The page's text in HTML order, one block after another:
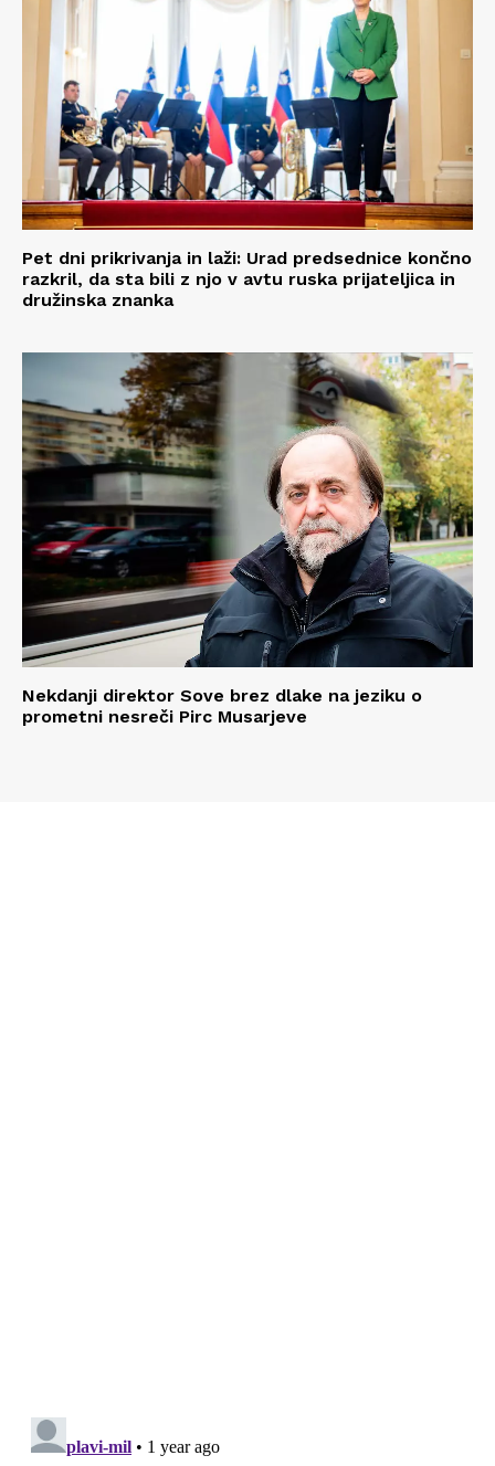
Pet dni prikrivanja in laži: Urad predsednice končno
razkril, da sta bili z njo v avtu ruska prijateljica in
družinska znanka
Nekdanji direktor Sove brez dlake na jeziku o
prometni nesreči Pirc Musarjeve